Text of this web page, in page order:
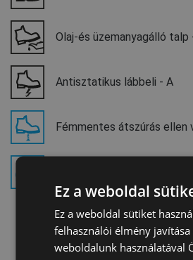
Olaj-és üzemanyagálló talp
Antisztatikus lábbeli - A
Fémmentes átszúrás ellen
Ez a weboldal
Ez a weboldal sütiket
felhasználói élmény javítása
weboldalunk használatával